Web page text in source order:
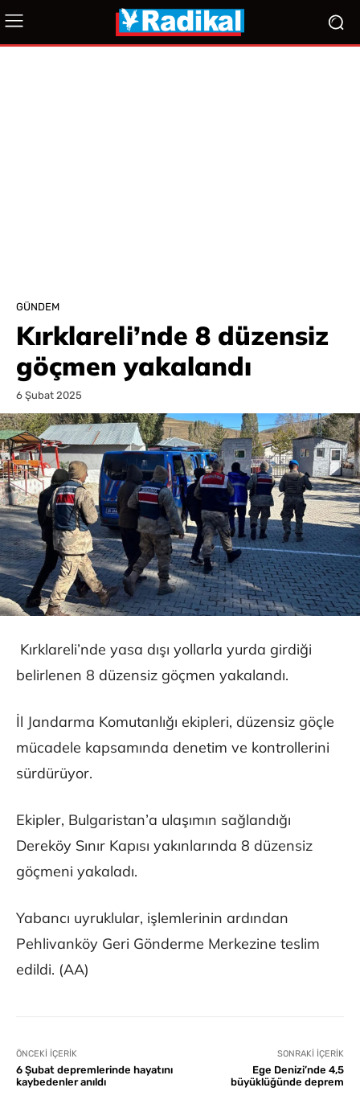
GÜNDEM
Kırklareli’nde 8 düzensiz
göçmen yakalandı
6 Şubat 2025
Kırklareli’nde yasa dışı yollarla yurda girdiği
belirlenen 8 düzensiz göçmen yakalandı.
İl Jandarma Komutanlığı ekipleri, düzensiz göçle
mücadele kapsamında denetim ve kontrollerini
sürdürüyor.
Ekipler, Bulgaristan’a ulaşımın sağlandığı
Dereköy Sınır Kapısı yakınlarında 8 düzensiz
göçmeni yakaladı.
Yabancı uyruklular, işlemlerinin ardından
Pehlivanköy Geri Gönderme Merkezine teslim
edildi. (AA)
ÖNCEKI İÇERIK
6 Şubat depremlerinde hayatını
kaybedenler anıldı
SONRAKI İÇERIK
Ege Denizi’nde 4,5
büyüklüğünde deprem